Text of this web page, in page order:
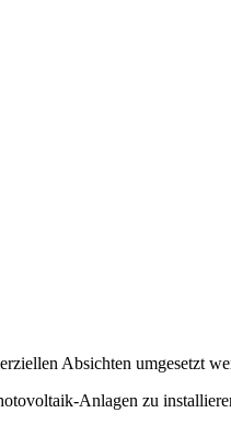
Absichten umgesetzt
Anlagen zu